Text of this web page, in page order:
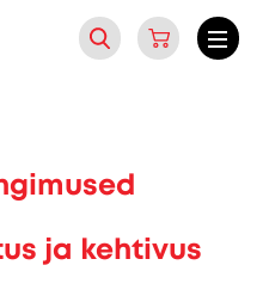
ja kehtivus